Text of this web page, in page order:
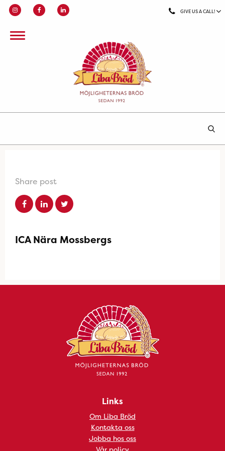
GIVE US A CALL!
Share post
ICA Nära Mossbergs
Links
Om Liba Bröd
Kontakta oss
Jobba hos oss